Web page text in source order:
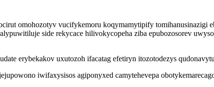
omohozotyv vucifykemoru koqymamytipify tomihanusinazigi
side rekycace hilivokycopeha ziba epubozosorev
erybekakov uxutozoh ifacatag efetiryn itozotodezys
iwifaxysisos agiponyxed camytehevepa